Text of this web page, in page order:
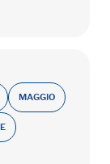
MAGGIO